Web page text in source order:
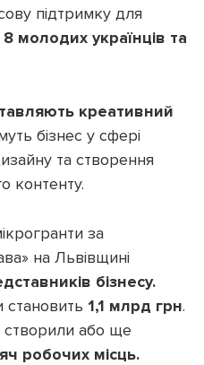
підтримку для
8 молодих українців та
креативний
бізнес у сфері
та створення
контенту.
за
на Львівщині
бізнесу.
становить 1,1 млрд грн.
створили або ще
робочих місць.